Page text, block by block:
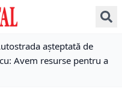
aşteptată de
Avem resurse pentru a